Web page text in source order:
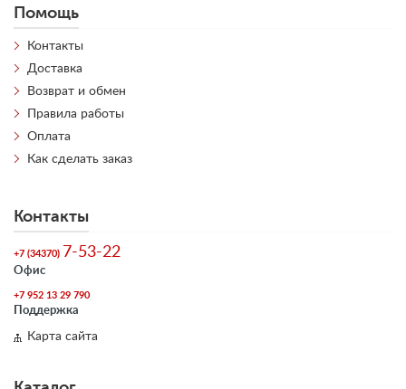
Помощь
Контакты
Доставка
Возврат и обмен
Правила работы
Оплата
Как сделать заказ
Контакты
+7 (34370) 7-53-22
Офис
+7 952 13 29 790
Поддержка
Карта сайта